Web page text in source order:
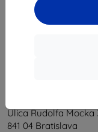
Ulica Rudolfa Mocka
841 04 Bratislava